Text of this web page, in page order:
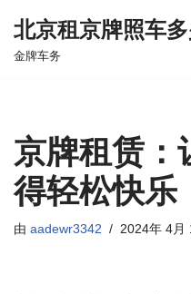
跳
北京租京牌照车
金牌车务
京牌租赁：
得轻松快乐
由 aadewr3342 2024年 4月